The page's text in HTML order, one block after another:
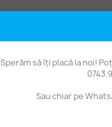
Sperăm să îți placă la noi!
Sau chiar pe